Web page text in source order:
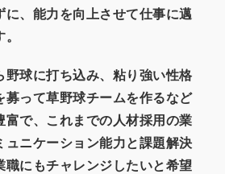
に、能力を向上させて仕事に邁
野球に打ち込み、粘り強い性格
募って草野球チームを作るなど
富で、これまでの人材採用の業
ュニケーション能力と課題解決
職にもチャレンジしたいと希望